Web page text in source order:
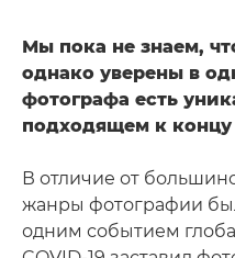
Мы пока не знаем,
однако уверены в
фотографа есть
подходящем к концу
В отличие от
жанры фотографии
одним событием